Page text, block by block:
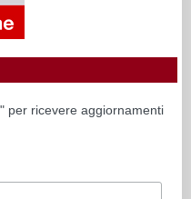
per ricevere aggiornamenti